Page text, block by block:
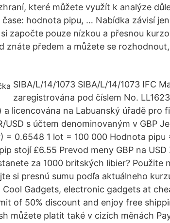
které můžete využít k analýze
hodnota pipu, … Nabídka závisí
započte pouze nízkou a přesnou
znáte předem a můžete se
SIBA/L/14/1073 SIBA/L/14/1073 IFC
zaregistrována pod číslem No.
a licencována na Labuanský úřadě pro
USD s účtem denominovaným v GBP
= 0.6548 1 lot = 100 000 Hodnota
stojí £6.55 Prevod meny GBP na USD
za 1000 britských libier? Použite
si presnú sumu podľa aktuálneho
Gadgets, electronic gadgets at
of 50% discount and enjoy free
můžete platit také v cizích měnách